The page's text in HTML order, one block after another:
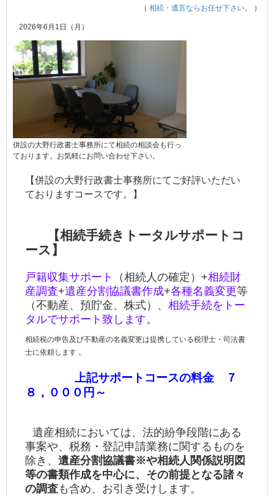
（ 相続・遺言ならお任せ下さい。 ）
2026年6月1日（月）
併設の大野行政書士事務所にて相続の相談会も行っ
ております。お気軽にお問い合わせ下さい。
【併設の大野行政書士事務所にてご好評いただい
ておりますコースです。】
【相続手続きトータルサポートコ
ース】
戸籍収集サポート （相続人の確定）+相続財
産調査+遺産分割協議書作成+各種名義変更等
（不動産、預貯金、株式）、 相続手続をトー
タルでサポート致します。
相続税の申告及び不動産の名義変更は提携している税理士・司法書
士に依頼します 。
上記サポートコースの料金 ７
８，０００円～
遺産相続においては、法的紛争段階にある
事案や、税務・登記申請業務に関するものを
除き、 遺産分割協議書※や相続人関係説明図
等の書類作成を中心に、その前提となる諸々
の調査も含め、お引き受けします。